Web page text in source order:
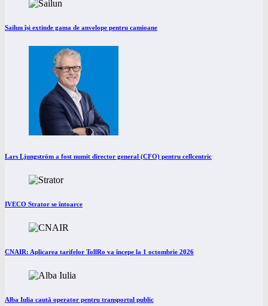
Sailun își extinde gama de anvelope pentru camioane
Lars Ljungström a fost numit director general (CFO) pentru cellcentric
IVECO Strator se întoarce
CNAIR: Aplicarea tarifelor TollRo va începe la 1 octombrie 2026
Alba Iulia caută operator pentru transportul public